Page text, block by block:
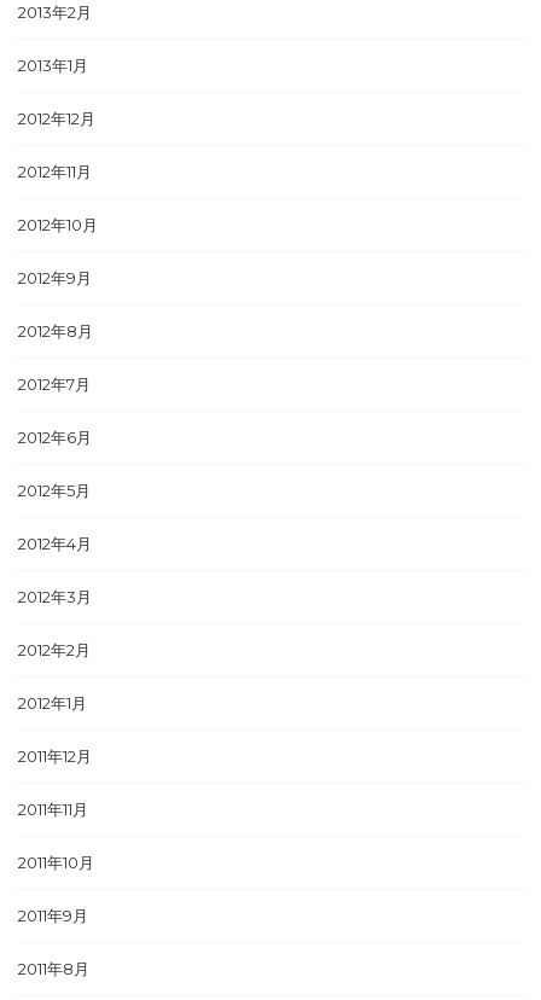
2013年2月
2013年1月
2012年12月
2012年11月
2012年10月
2012年9月
2012年8月
2012年7月
2012年6月
2012年5月
2012年4月
2012年3月
2012年2月
2012年1月
2011年12月
2011年11月
2011年10月
2011年9月
2011年8月